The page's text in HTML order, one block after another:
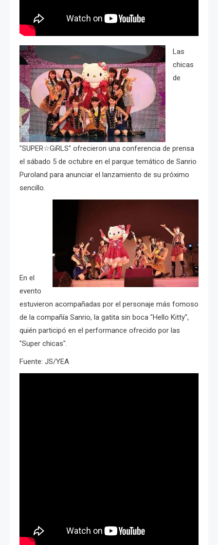
Las
chicas
de
"SUPER☆GiRLS" ofrecieron una conferencia de prensa
el sábado 5 de octubre en el parque temático de Sanrio
Puroland para anunciar el lanzamiento de su próximo
sencillo.
En el
evento
estuvieron acompañadas por el personaje más fomoso
de la compañía Sanrio, la gatita sin boca "Hello Kitty",
quién participó en el performance ofrecido por las
"Super chicas".
Fuente: JS/YEA